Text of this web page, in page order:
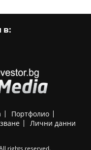
в:
Портфолио
Лични данни
rights reserved.